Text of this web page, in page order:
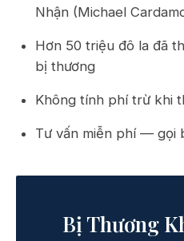
Nhận (Michael
Hơn 50 triệu đô la đã
bị thương
Không tính phí trừ khi
Tư vấn miễn phí — gọi
Bị Thương